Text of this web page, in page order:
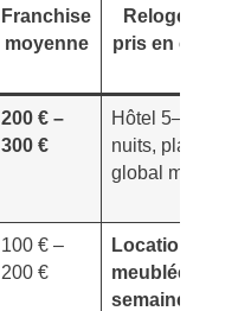
Franchise
moyenne
Relogement
pris en charge
200 € –
300 €
Hôtel 5–10
nuits, plafond
global modeste
100 € –
200 €
Location
meublée 2–4
semaines